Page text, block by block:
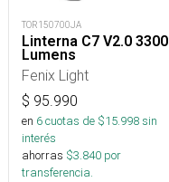
TOR150700JA
Linterna C7 V2.0 3300
Lumens
Fenix Light
$ 95.990
en 6cuotas de $15.998sin
interés
ahorras $3.840 por
transferencia.